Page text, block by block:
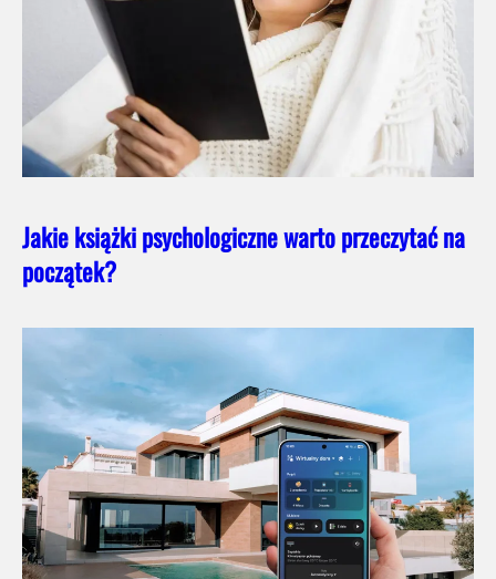
Jakie książki psychologiczne warto przeczytać na
początek?